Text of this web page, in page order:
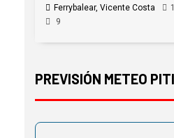
Ferrybalear, Vicente Costa
9
PREVISIÓN METEO